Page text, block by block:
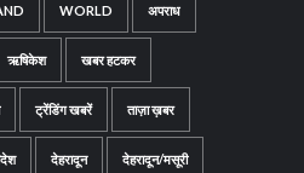
WORLD अपराध
ऋषिकेश खबर हटकर
ट्रेंडिंग खबरें ताज़ा ख़बर
देहरादून देहरादून/मसूरी